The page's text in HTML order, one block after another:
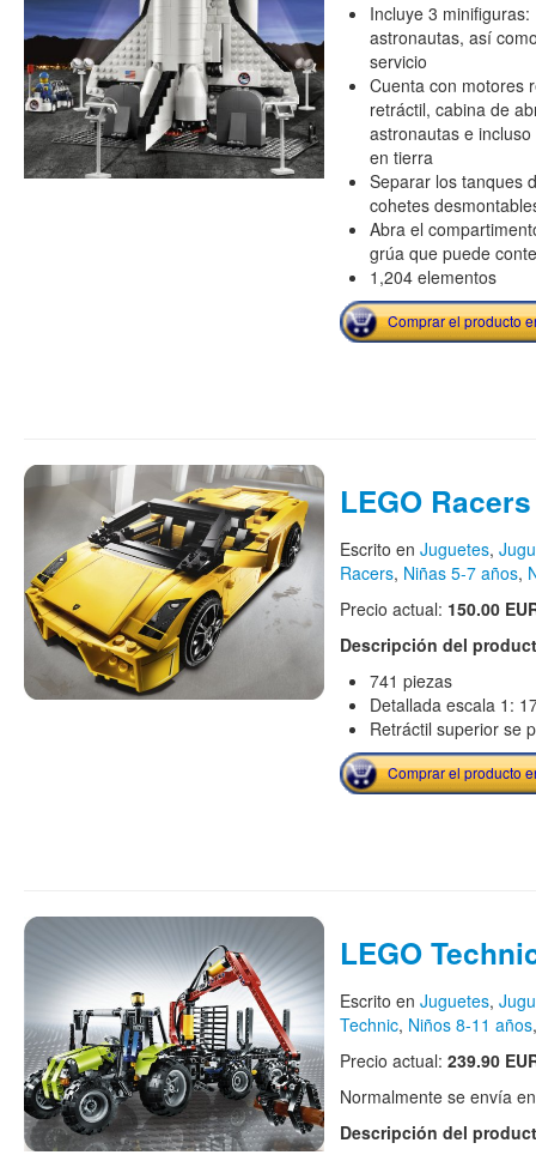
Incluye 3
astronautas, así
servicio
Cuenta con motores
retráctil, cabina de
astronautas e
en tierra
Separar los tanques
cohetes
Abra el
grúa que puede
1,204 elementos
Comprar el producto
LEGO
Escrito en Juguetes,
Racers, Niñas 5-7 años,
Precio actual: 150.00
Descripción del
741 piezas
Detallada escala 1:
Retráctil superior se
Comprar el producto
LEGO
Escrito en Juguetes,
Technic, Niños 8-11 años
Precio actual: 239.90
Normalmente se envía
Descripción del